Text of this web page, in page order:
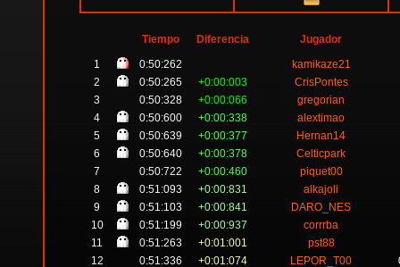
Tiempo Diferencia Jugador
1 0:50:262
kamikaze21
2
0:50:265 +0:00:003
CrisPontes
3
0:50:328 +0:00:066
gregorian
4
0:50:600 +0:00:338
alextimao
5
0:50:639 +0:00:377
Hernan14
6
0:50:640 +0:00:378
Celticpark
7
0:50:722 +0:00:460
piquet00
8
0:51:093 +0:00:831
alkajoli
9
0:51:103 +0:00:841
DARO_NES
10
0:51:199 +0:00:937
corrrba
11
0:51:263 +0:01:001
pst88
12
0:51:336 +0:01:074 LEPOR_T00